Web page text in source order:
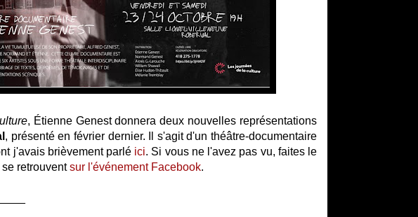
, Étienne Genest donnera deux nouvelles représentations
, présenté en février dernier. Il s'agit d'un théâtre-documentaire
j'avais brièvement parlé ici. Si vous ne l'avez pas vu, faites le
retrouventsur l'événement Facebook.